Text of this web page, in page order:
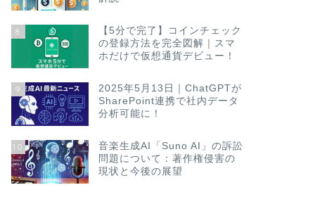
8
【5分で完了】コインチェック
の登録方法を完全図解｜スマ
ホだけで仮想通貨デビュー！
9
2025年5月13日｜ChatGPTが
SharePoint連携で社内データ
分析可能に！
10
音楽生成AI「Suno AI」の訴訟
問題について：著作権侵害の
現状と今後の展望